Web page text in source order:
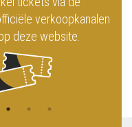
verkoopkanalen
deze website.